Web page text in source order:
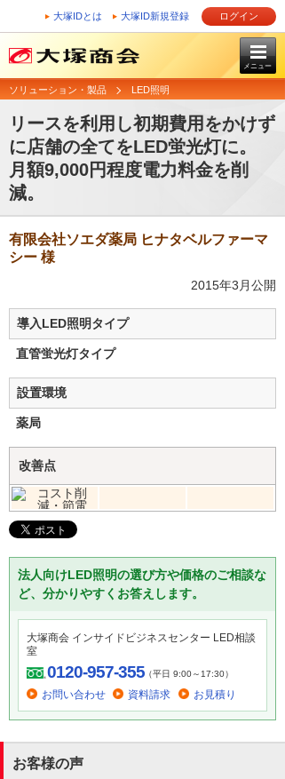
大塚IDとは 大塚ID新規登録 ログイン
メニュー
ソリューション・製品 LED照明
リースを利用し初期費用をかけず
に店舗の全てをLED蛍光灯に。
月額9,000円程度電力料金を削
減。
有限会社ソエダ薬局 ヒナタベルファーマ
シー 様
2015年3月公開
導入LED照明タイプ
直管蛍光灯タイプ
設置環境
薬局
改善点
法人向けLED照明の選び方や価格のご相談な
ど、分かりやすくお答えします。
大塚商会 インサイドビジネスセンター LED相談
室
0120-957-355（平日 9:00～17:30）
お問い合わせ 資料請求 お見積り
お客様の声